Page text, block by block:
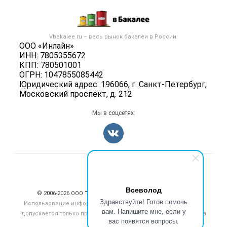
Всеволод
Здравствуйте! Готов помочь
вам. Напишите мне, если у
вас появятся вопросы.
Vbakalee.ru – весь рынок бакалеи в России.
ООО «Инлайн»
ИНН: 7805355672
КПП: 780501001
ОГРН: 1047855085442
Юридический адрес: 196066, г. Санкт-Петербург,
Московский проспект, д. 212
Публичная оферта
Контактная информация
Политика обработки персональных данных
Новости рынка
Бакалейные товары
Услуги
Добавить объявление
Мы в соцсетях:
© 2006‑2026 ООО “Инлайн”. 12+ Все права защищены.
Использование информации, размещенной на данном сайте,
допускается только при размещении активной гиперссылки на
vbakalee.ru